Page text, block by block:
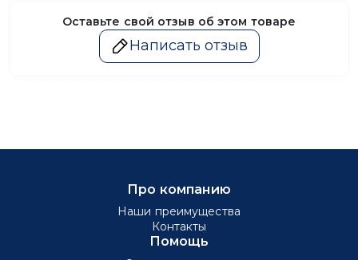
Оставьте свой отзыв об этом товаре
Написать отзыв
Про компанию
Наши преимущества
Контакты
Помощь